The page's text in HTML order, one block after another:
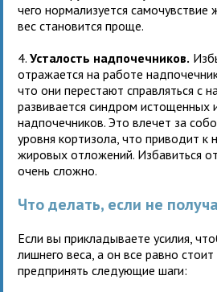
чего нормализуется
вес становится проще.
4.Усталость надпочечников.
отражается на работе
что они перестают справляться с
развивается синдром истощенных
надпочечников. Это влечет за
уровня кортизола, что приводит к
жировых отложений. Избавиться
очень сложно.
Что делать, если не
Если вы прикладываете усилия,
лишнего веса, а он все равно
предпринять следующие шаги: